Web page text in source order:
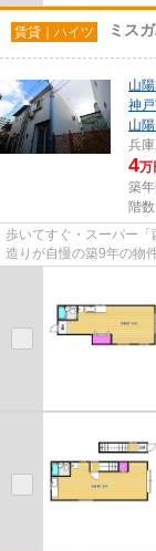
賃貸｜ハイツ ミス
山
神
山
兵
4万
築
階
歩いてすぐ・スーパー
造りが自慢の築9年の物